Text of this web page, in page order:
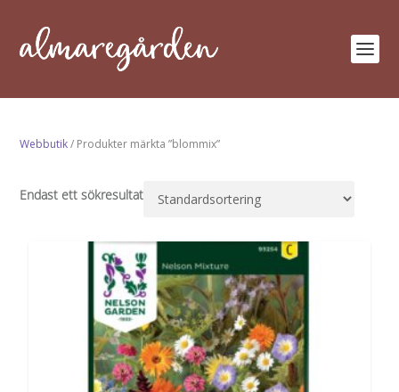
Webbutik/ Produkter märkta ”blommix”
Endast ett sökresultat